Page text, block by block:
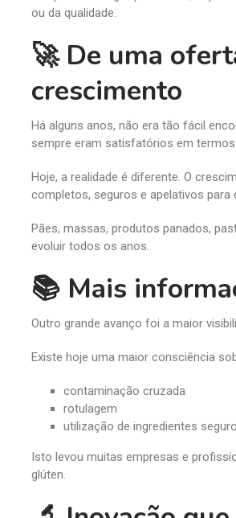
ou da qualidade.
🚀 De uma
crescimento
Há alguns anos, não era tão fácil
sempre eram satisfatórios em
Hoje, a realidade é diferente. O
completos, seguros e apelativos para
Pães, massas, produtos panados,
evoluir todos os anos.
📚 Mais
Outro grande avanço foi a maior
Existe hoje uma maior consciência
contaminação cruzada
rotulagem
utilização de ingredientes
Isto levou muitas empresas e
glúten.